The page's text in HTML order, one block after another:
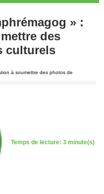
» :
des
culturels
Temps de lecture: 3 minute(s)